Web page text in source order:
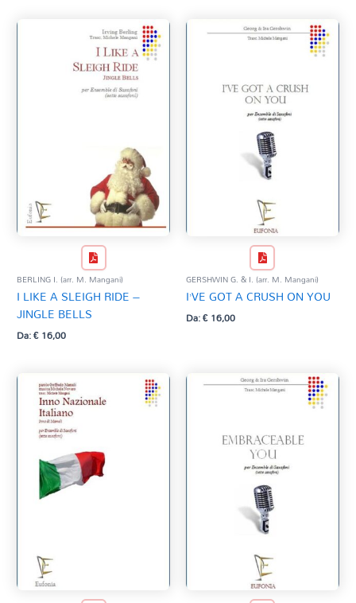
BERLING I. (arr. M. Mangani)
I LIKE A SLEIGH RIDE –
JINGLE BELLS
Da:€16,00
GERSHWIN G. & I. (arr. M. Mangani)
I’VE GOT A CRUSH ON YOU
Da:€16,00